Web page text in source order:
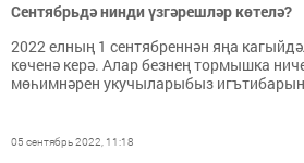
Сентябрьдә нинди үзгәрешләр көтелә?
2022 елның 1 сентябреннән яңа
көченә керә. Алар безнең тормышка
мөһимнәрен укучыларыбыз
05 сентябрь 2022, 11:18